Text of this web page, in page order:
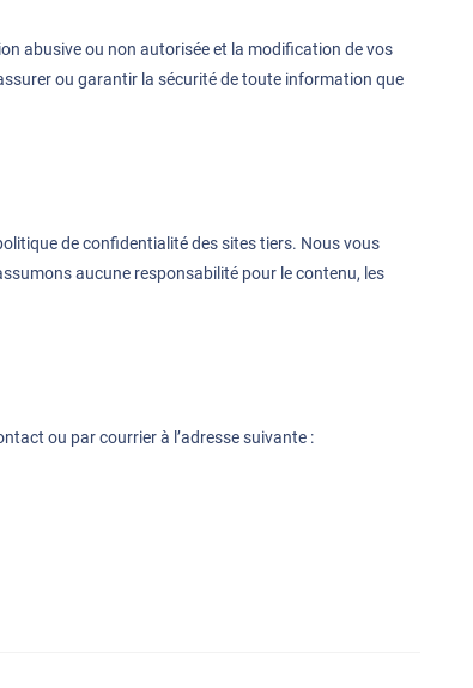
abusive ou non autorisée et la modification de vos
ou garantir la sécurité de toute information que
de confidentialité des sites tiers. Nous vous
aucune responsabilité pour le contenu, les
ou par courrier à l’adresse suivante :